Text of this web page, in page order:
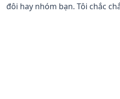
đôi hay nhóm bạn. Tôi chắc